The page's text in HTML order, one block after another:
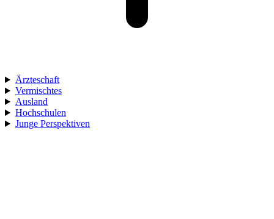
Ärzteschaft
Vermischtes
Ausland
Hochschulen
Junge Perspektiven